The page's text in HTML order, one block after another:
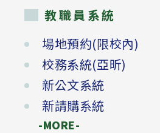
教職員系統
場地預約(限校內)
校務系統(亞昕)
新公文系統
新請購系統
-MORE-